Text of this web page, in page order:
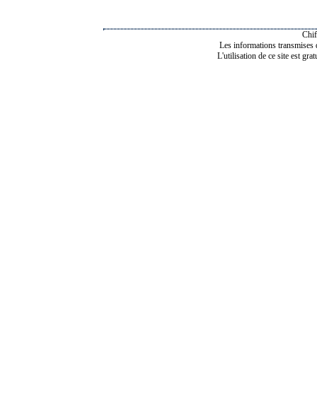
Les informations transmises
L'utilisation de ce site est